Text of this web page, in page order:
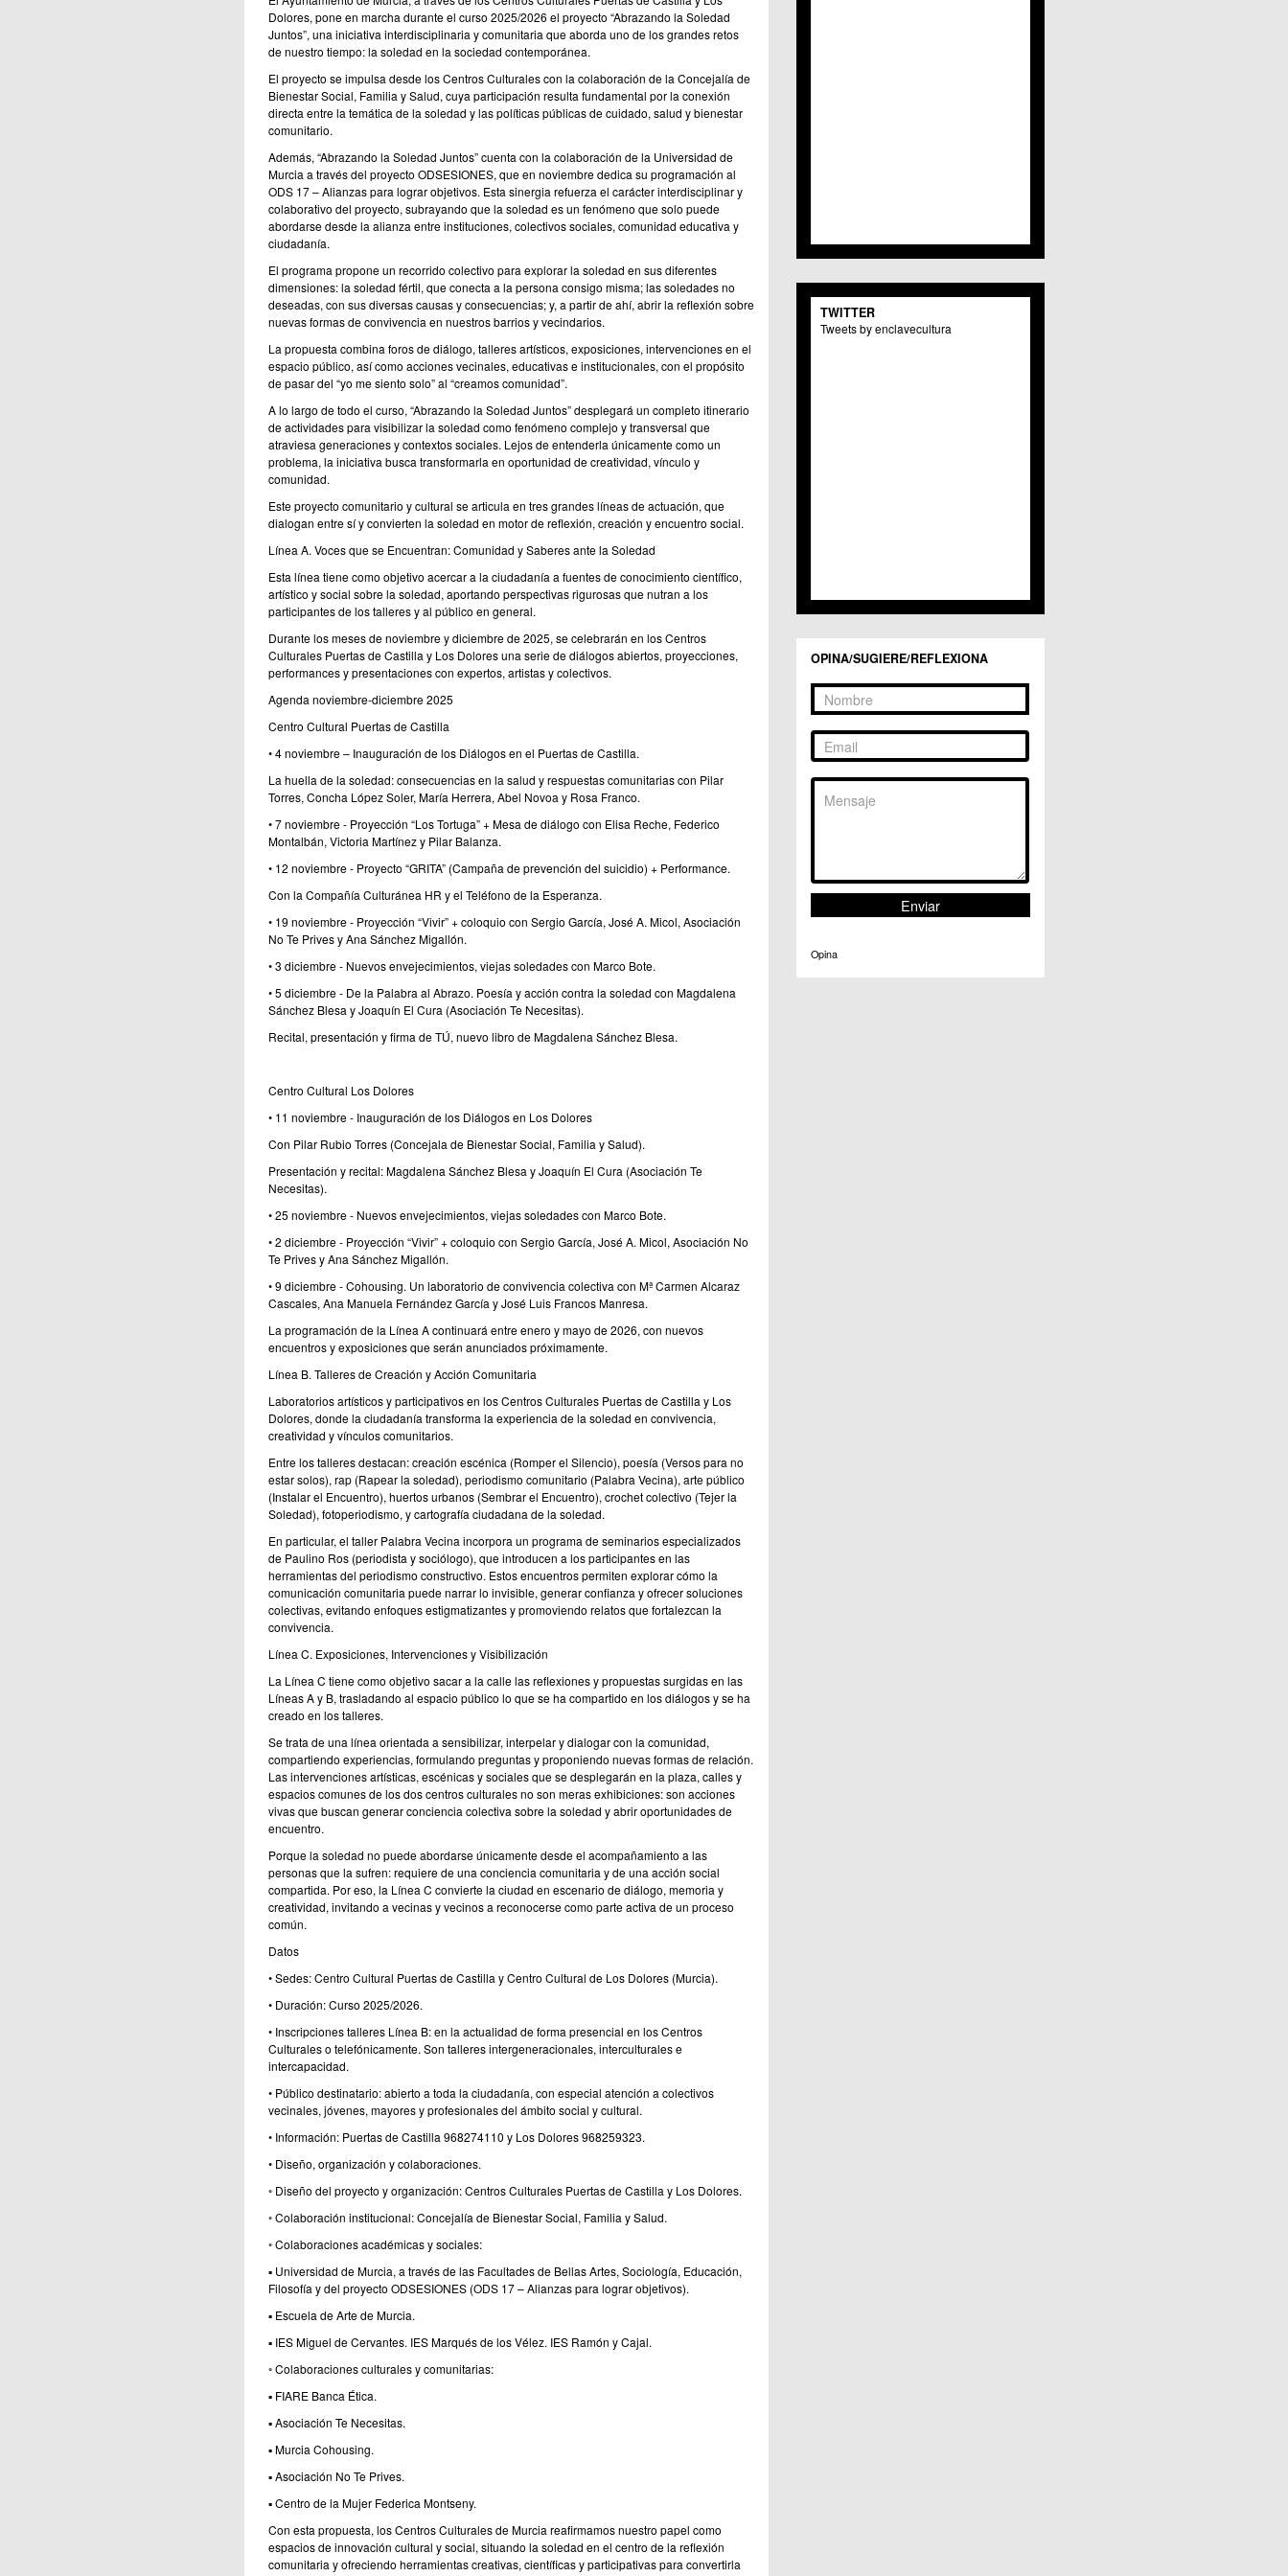
Dolores, pone en marcha durante el curso 2025/2026 el proyecto “Abrazando la Soledad
Juntos”, una iniciativa interdisciplinaria y comunitaria que aborda uno de los grandes retos
de nuestro tiempo: la soledad en la sociedad contemporánea.
El proyecto se impulsa desde los Centros Culturales con la colaboración de la Concejalía de
Bienestar Social, Familia y Salud, cuya participación resulta fundamental por la conexión
directa entre la temática de la soledad y las políticas públicas de cuidado, salud y bienestar
comunitario.
Además, “Abrazando la Soledad Juntos” cuenta con la colaboración de la Universidad de
Murcia a través del proyecto ODSESIONES, que en noviembre dedica su programación al
ODS 17 – Alianzas para lograr objetivos. Esta sinergia refuerza el carácter interdisciplinar y
colaborativo del proyecto, subrayando que la soledad es un fenómeno que solo puede
abordarse desde la alianza entre instituciones, colectivos sociales, comunidad educativa y
ciudadanía.
El programa propone un recorrido colectivo para explorar la soledad en sus diferentes
dimensiones: la soledad fértil, que conecta a la persona consigo misma; las soledades no
deseadas, con sus diversas causas y consecuencias; y, a partir de ahí, abrir la reflexión sobre
nuevas formas de convivencia en nuestros barrios y vecindarios.
La propuesta combina foros de diálogo, talleres artísticos, exposiciones, intervenciones en el
espacio público, así como acciones vecinales, educativas e institucionales, con el propósito
de pasar del “yo me siento solo” al “creamos comunidad”.
A lo largo de todo el curso, “Abrazando la Soledad Juntos” desplegará un completo itinerario
de actividades para visibilizar la soledad como fenómeno complejo y transversal que
atraviesa generaciones y contextos sociales. Lejos de entenderla únicamente como un
problema, la iniciativa busca transformarla en oportunidad de creatividad, vínculo y
comunidad.
Este proyecto comunitario y cultural se articula en tres grandes líneas de actuación, que
dialogan entre sí y convierten la soledad en motor de reflexión, creación y encuentro social.
Línea A. Voces que se Encuentran: Comunidad y Saberes ante la Soledad
Esta línea tiene como objetivo acercar a la ciudadanía a fuentes de conocimiento científico,
artístico y social sobre la soledad, aportando perspectivas rigurosas que nutran a los
participantes de los talleres y al público en general.
Durante los meses de noviembre y diciembre de 2025, se celebrarán en los Centros
Culturales Puertas de Castilla y Los Dolores una serie de diálogos abiertos, proyecciones,
performances y presentaciones con expertos, artistas y colectivos.
Agenda noviembre-diciembre 2025
Centro Cultural Puertas de Castilla
• 4 noviembre – Inauguración de los Diálogos en el Puertas de Castilla.
La huella de la soledad: consecuencias en la salud y respuestas comunitarias con Pilar
Torres, Concha López Soler, María Herrera, Abel Novoa y Rosa Franco.
• 7 noviembre - Proyección “Los Tortuga” + Mesa de diálogo con Elisa Reche, Federico
Montalbán, Victoria Martínez y Pilar Balanza.
• 12 noviembre - Proyecto “GRITA” (Campaña de prevención del suicidio) + Performance.
Con la Compañía Culturánea HR y el Teléfono de la Esperanza.
• 19 noviembre - Proyección “Vivir” + coloquio con Sergio García, José A. Micol, Asociación
No Te Prives y Ana Sánchez Migallón.
• 3 diciembre - Nuevos envejecimientos, viejas soledades con Marco Bote.
• 5 diciembre - De la Palabra al Abrazo. Poesía y acción contra la soledad con Magdalena
Sánchez Blesa y Joaquín El Cura (Asociación Te Necesitas).
Recital, presentación y firma de TÚ, nuevo libro de Magdalena Sánchez Blesa.
Centro Cultural Los Dolores
• 11 noviembre - Inauguración de los Diálogos en Los Dolores
Con Pilar Rubio Torres (Concejala de Bienestar Social, Familia y Salud).
Presentación y recital: Magdalena Sánchez Blesa y Joaquín El Cura (Asociación Te
Necesitas).
• 25 noviembre - Nuevos envejecimientos, viejas soledades con Marco Bote.
• 2 diciembre - Proyección “Vivir” + coloquio con Sergio García, José A. Micol, Asociación No
Te Prives y Ana Sánchez Migallón.
• 9 diciembre - Cohousing. Un laboratorio de convivencia colectiva con Mª Carmen Alcaraz
Cascales, Ana Manuela Fernández García y José Luis Francos Manresa.
La programación de la Línea A continuará entre enero y mayo de 2026, con nuevos
encuentros y exposiciones que serán anunciados próximamente.
Línea B. Talleres de Creación y Acción Comunitaria
Laboratorios artísticos y participativos en los Centros Culturales Puertas de Castilla y Los
Dolores, donde la ciudadanía transforma la experiencia de la soledad en convivencia,
creatividad y vínculos comunitarios.
Entre los talleres destacan: creación escénica (Romper el Silencio), poesía (Versos para no
estar solos), rap (Rapear la soledad), periodismo comunitario (Palabra Vecina), arte público
(Instalar el Encuentro), huertos urbanos (Sembrar el Encuentro), crochet colectivo (Tejer la
Soledad), fotoperiodismo, y cartografía ciudadana de la soledad.
En particular, el taller Palabra Vecina incorpora un programa de seminarios especializados
de Paulino Ros (periodista y sociólogo), que introducen a los participantes en las
herramientas del periodismo constructivo. Estos encuentros permiten explorar cómo la
comunicación comunitaria puede narrar lo invisible, generar confianza y ofrecer soluciones
colectivas, evitando enfoques estigmatizantes y promoviendo relatos que fortalezcan la
convivencia.
Línea C. Exposiciones, Intervenciones y Visibilización
La Línea C tiene como objetivo sacar a la calle las reflexiones y propuestas surgidas en las
Líneas A y B, trasladando al espacio público lo que se ha compartido en los diálogos y se ha
creado en los talleres.
Se trata de una línea orientada a sensibilizar, interpelar y dialogar con la comunidad,
compartiendo experiencias, formulando preguntas y proponiendo nuevas formas de relación.
Las intervenciones artísticas, escénicas y sociales que se desplegarán en la plaza, calles y
espacios comunes de los dos centros culturales no son meras exhibiciones: son acciones
vivas que buscan generar conciencia colectiva sobre la soledad y abrir oportunidades de
encuentro.
Porque la soledad no puede abordarse únicamente desde el acompañamiento a las
personas que la sufren: requiere de una conciencia comunitaria y de una acción social
compartida. Por eso, la Línea C convierte la ciudad en escenario de diálogo, memoria y
creatividad, invitando a vecinas y vecinos a reconocerse como parte activa de un proceso
común.
Datos
• Sedes: Centro Cultural Puertas de Castilla y Centro Cultural de Los Dolores (Murcia).
• Duración: Curso 2025/2026.
• Inscripciones talleres Línea B: en la actualidad de forma presencial en los Centros
Culturales o telefónicamente. Son talleres intergeneracionales, interculturales e
intercapacidad.
• Público destinatario: abierto a toda la ciudadanía, con especial atención a colectivos
vecinales, jóvenes, mayores y profesionales del ámbito social y cultural.
• Información: Puertas de Castilla 968274110 y Los Dolores 968259323.
• Diseño, organización y colaboraciones.
◦ Diseño del proyecto y organización: Centros Culturales Puertas de Castilla y Los Dolores.
◦ Colaboración institucional: Concejalía de Bienestar Social, Familia y Salud.
◦ Colaboraciones académicas y sociales:
▪ Universidad de Murcia, a través de las Facultades de Bellas Artes, Sociología, Educación,
Filosofía y del proyecto ODSESIONES (ODS 17 – Alianzas para lograr objetivos).
▪ Escuela de Arte de Murcia.
▪ IES Miguel de Cervantes. IES Marqués de los Vélez. IES Ramón y Cajal.
◦ Colaboraciones culturales y comunitarias:
▪ FIARE Banca Ética.
▪ Asociación Te Necesitas.
▪ Murcia Cohousing.
▪ Asociación No Te Prives.
▪ Centro de la Mujer Federica Montseny.
Con esta propuesta, los Centros Culturales de Murcia reafirmamos nuestro papel como
espacios de innovación cultural y social, situando la soledad en el centro de la reflexión
comunitaria y ofreciendo herramientas creativas, científicas y participativas para convertirla
C.C.S. La Paz
C.M. El Carmen
Centros Culturales
C.C. Puertas de Castilla
C.C. Zarandona
TWITTER
Tweets by enclavecultura
OPINA/SUGIERE/REFLEXIONA
Opina